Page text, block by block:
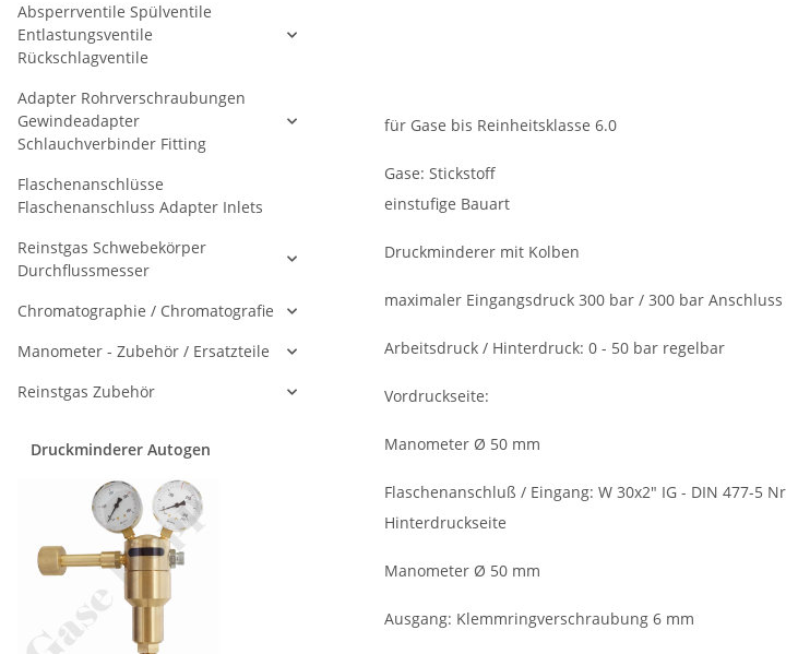
für Gase bis Reinheitsklasse 6.0
Gase: Stickstoff
einstufige Bauart
Druckminderer mit Kolben
maximaler Eingangsdruck 300 bar / 300 bar Anschluss
Arbeitsdruck / Hinterdruck: 0 - 50 bar regelbar
Vordruckseite:
Manometer Ø 50 mm
Flaschenanschluß / Eingang: W 30x2" IG - DIN 477-5
Hinterdruckseite
Manometer Ø 50 mm
Ausgang: Klemmringverschraubung 6 mm
Absperrventile Spülventile
Entlastungsventile
Rückschlagventile
Adapter Rohrverschraubungen
Gewindeadapter
Schlauchverbinder Fitting
Flaschenanschlüsse
Flaschenanschluss Adapter Inlets
Reinstgas Schwebekörper
Durchflussmesser
Chromatographie / Chromatografie
Manometer - Zubehör / Ersatzteile
Reinstgas Zubehör
Druckminderer Autogen